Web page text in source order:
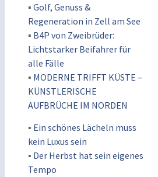
▪ Golf, Genuss &
Regeneration in Zell am See
▪ B4P von Zweibrüder:
Lichtstarker Beifahrer für
alle Fälle
▪ MODERNE TRIFFT KÜSTE –
KÜNSTLERISCHE
AUFBRÜCHE IM NORDEN
▪ Ein schönes Lächeln muss
kein Luxus sein
▪ Der Herbst hat sein eigenes
Tempo